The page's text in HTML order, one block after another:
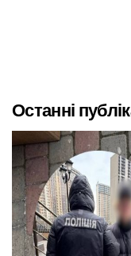
Останні